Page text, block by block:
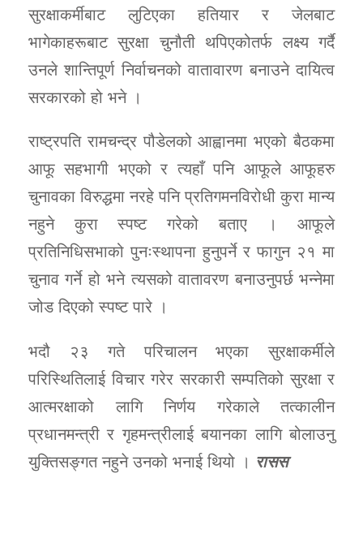
सुरक्षाकर्मीबाट लुटिएका हतियार र जेलबाट
भागेकाहरूबाट सुरक्षा चुनौती थपिएकोतर्फ लक्ष्य गर्दै
उनले शान्तिपूर्ण निर्वाचनको वातावारण बनाउने दायित्व
सरकारको हो भने ।
राष्ट्रपति रामचन्द्र पौडेलको आह्वानमा भएको बैठकमा
आफू सहभागी भएको र त्यहाँ पनि आफूले आफूहरु
चुनावका विरुद्धमा नरहे पनि प्रतिगमनविरोधी कुरा मान्य
नहुने कुरा स्पष्ट गरेको बताए । आफूले
प्रतिनिधिसभाको पुनःस्थापना हुनुपर्ने र फागुन २१ मा
चुनाव गर्ने हो भने त्यसको वातावरण बनाउनुपर्छ भन्नेमा
जोड दिएको स्पष्ट पारे ।
भदौ २३ गते परिचालन भएका सुरक्षाकर्मीले
परिस्थितिलाई विचार गरेर सरकारी सम्पतिको सुरक्षा र
आत्मरक्षाको लागि निर्णय गरेकाले तत्कालीन
प्रधानमन्त्री र गृहमन्त्रीलाई बयानका लागि बोलाउनु
युक्तिसङ्गत नहुने उनको भनाई थियो । रासस